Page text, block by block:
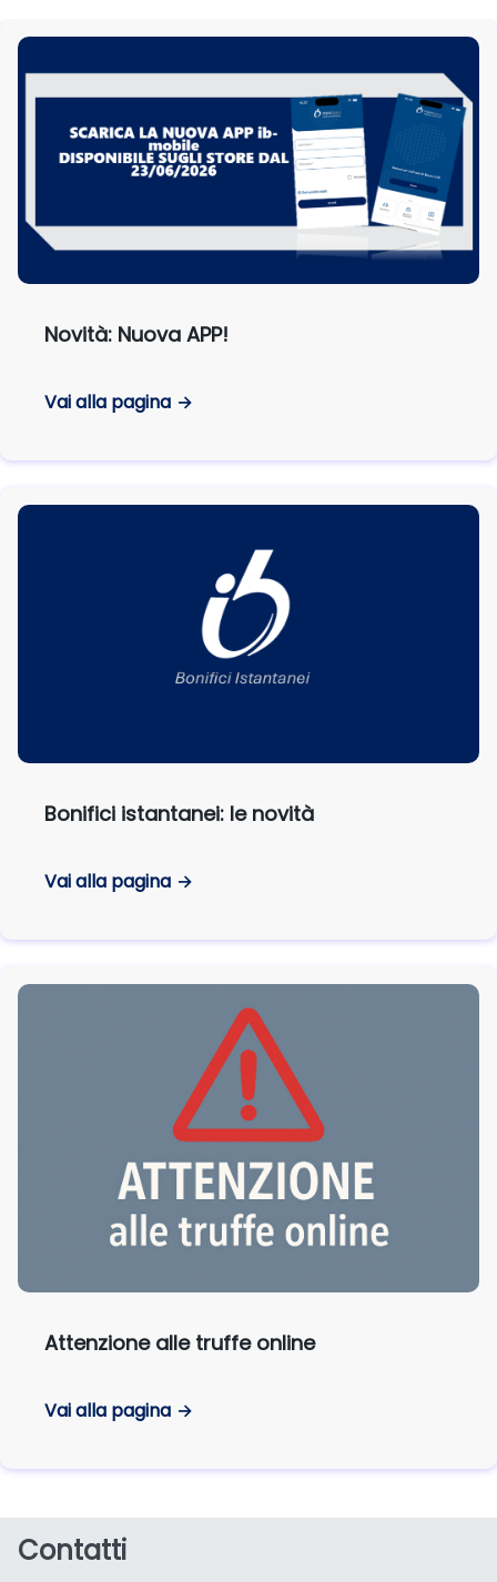
Novità: Nuova APP!
Vai alla pagina
Bonifici istantanei: le novità
Vai alla pagina
Attenzione alle truffe online
Vai alla pagina
Contatti